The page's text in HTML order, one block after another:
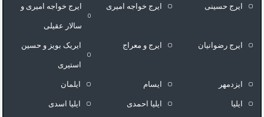
ایرج حسینی ایرج خواجه امیری ایرج خواجه امیری و
سالار عقیلی
ایرج رضوانیان ایرج و معراج ایریک بویز و حسین
استیری
ایزدمهر ایسام ایلمان
ایلیا ایلیا احمدی ایلیا اسدی